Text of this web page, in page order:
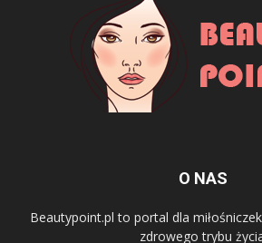
O NAS
Beautypoint.pl to portal dla
zdrowego trybu